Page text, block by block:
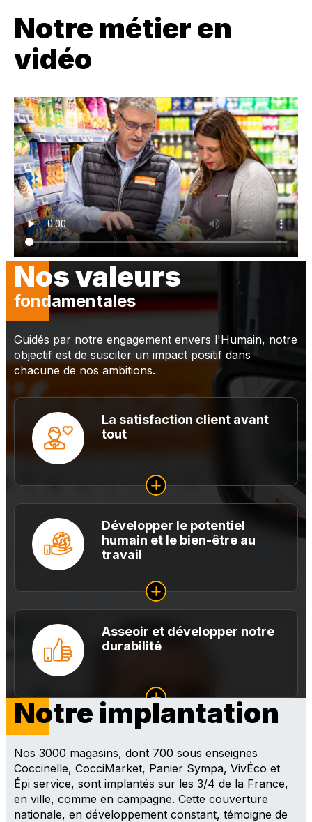
Notre métier en
vidéo
Fichier vidéo
Nos valeurs
fondamentales
Guidés par notre engagement envers l'Humain, notre
objectif est de susciter un impact positif dans
chacune de nos ambitions.
La satisfaction client avant
tout
Développer le potentiel
humain et le bien-être au
travail
Asseoir et développer notre
durabilité
Notre implantation
Nos 3000 magasins, dont 700 sous enseignes
Coccinelle, CocciMarket, Panier Sympa, VivÉco et
Épi service, sont implantés sur les 3/4 de la France,
en ville, comme en campagne. Cette couverture
nationale, en développement constant, témoigne de